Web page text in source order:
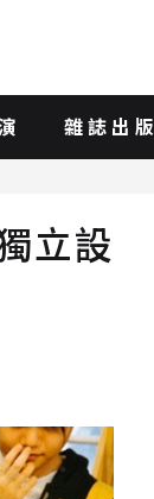
雜誌出版
立設